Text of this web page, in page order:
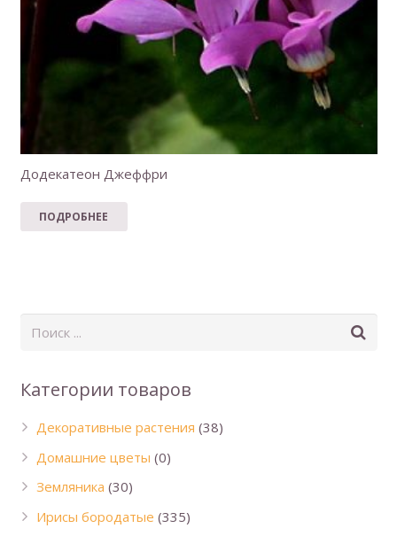
Додекатеон Джеффри
ПОДРОБНЕЕ
Категории товаров
Декоративные растения (38)
Домашние цветы (0)
Земляника (30)
Ирисы бородатые (335)